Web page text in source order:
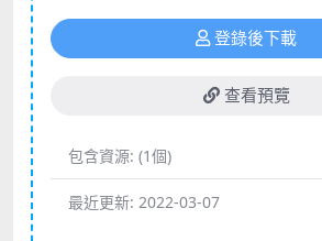
登錄後下載
查看預覽
包含資源: (1個)
最近更新: 2022-03-07